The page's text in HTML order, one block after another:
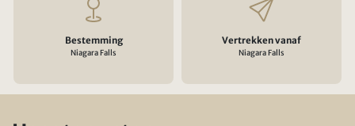
Bestemming
Niagara Falls
Vertrekken vanaf
Niagara Falls